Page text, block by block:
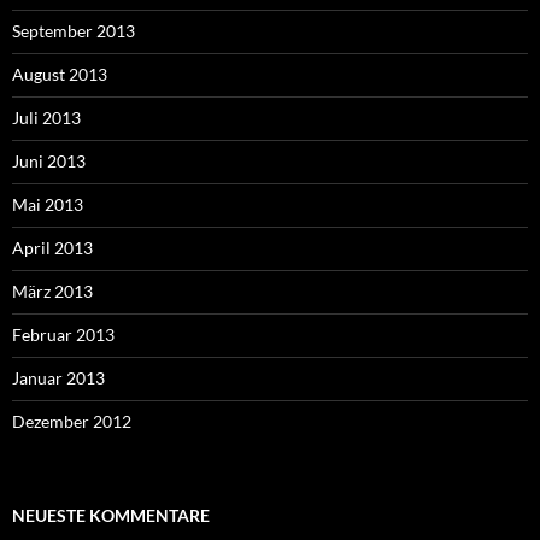
September 2013
August 2013
Juli 2013
Juni 2013
Mai 2013
April 2013
März 2013
Februar 2013
Januar 2013
Dezember 2012
NEUESTE KOMMENTARE